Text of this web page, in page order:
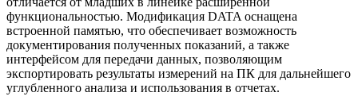
функциональностью. Модификация DATA оснащена
встроенной памятью, что обеспечивает возможность
документирования полученных показаний, а также
интерфейсом для передачи данных, позволяющим
экспортировать результаты измерений на ПК для дальнейшего
углубленного анализа и использования в отчетах.